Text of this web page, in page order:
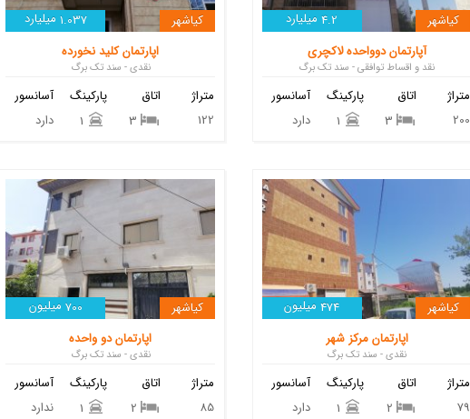
1.037 میلیارد
کیاشهر
اپارتمان کلید نخورده
نقدی - سند تک برگ
آسانسور
دارد
پارکینگ
اتاق
متراژ
122
4.2میلیارد
کیاشهر
آپارتمان دوواحده لاکچری
نقد و اقساط توافقی - سند تک برگ
آسانسور
دارد
پارکینگ
اتاق
3
متراژ
200
700 میلیون
کیاشهر
اپارتمان دو واحده
نقدی - سند تک برگ
آسانسور
ندارد
پارکینگ
اتاق
متراژ
85
474میلیون
کیاشهر
اپارتمان مرکز شهر
نقدی - سند تک برگ
آسانسور
دارد
پارکینگ
اتاق
2
متراژ
79